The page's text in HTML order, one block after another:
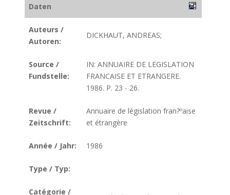
Daten
Auteurs /
Autoren:
DICKHAUT, ANDREAS;
Source /
Fundstelle:
IN: ANNUAIRE DE LEGISLATION
FRANCAISE ET ETRANGERE.
1986. P. 23 - 26.
Revue /
Zeitschrift:
Annuaire de législation fran?ºaise
et étrangère
Année / Jahr: 1986
Type / Typ:
Catégorie /